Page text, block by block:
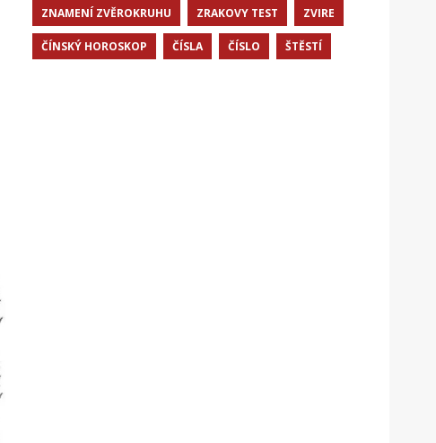
ZNAMENÍ ZVĚROKRUHU ZRAKOVY TEST ZVIRE
ČÍNSKÝ HOROSKOP ČÍSLA ČÍSLO ŠTĚSTÍ